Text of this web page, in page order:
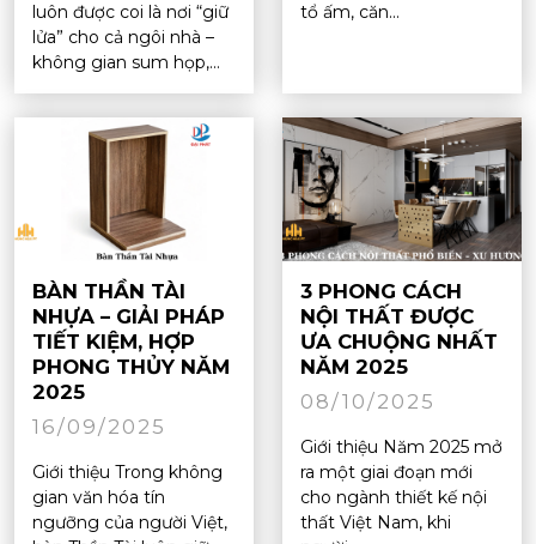
luôn được coi là nơi “giữ
lửa” cho cả ngôi nhà –
không gian sum họp,...
tổ ấm, căn...
BÀN THẦN TÀI
NHỰA – GIẢI PHÁP
TIẾT KIỆM, HỢP
PHONG THỦY NĂM
2025
16/09/2025
Giới thiệu Trong không
gian văn hóa tín
ngưỡng của người Việt,
3 PHONG CÁCH
NỘI THẤT ĐƯỢC
ƯA CHUỘNG NHẤT
NĂM 2025
08/10/2025
Giới thiệu Năm 2025 mở
ra một giai đoạn mới
cho ngành thiết kế nội
thất Việt Nam, khi